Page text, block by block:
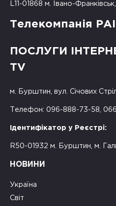
L11-01868 м. Івано-
Телекомпанія РАІ
ПОСЛУГИ
TV
м. Бурштин, вул. Січових
Телефон: 096-888-73-58,
Ідентифікатор у Реєстрі:
R50-01932 м. Бурштин, м.
НОВИНИ
Україна
Світ